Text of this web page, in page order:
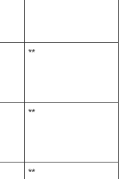
**
**
**